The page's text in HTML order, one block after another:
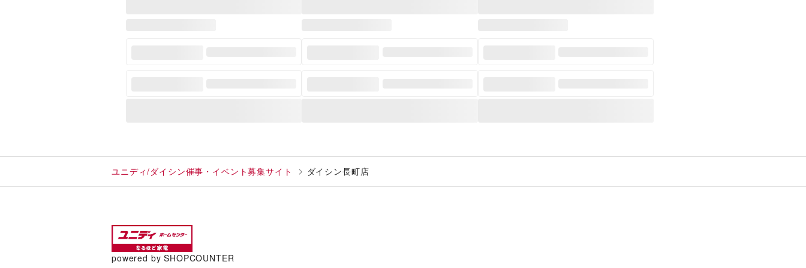
ユニディ/ダイシン催事・イベント募集サイト ダイシン長町店
powered by SHOPCOUNTER